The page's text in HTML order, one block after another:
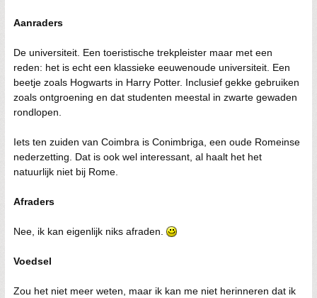
Aanraders
De universiteit. Een toeristische trekpleister maar met een
reden: het is echt een klassieke eeuwenoude universiteit. Een
beetje zoals Hogwarts in Harry Potter. Inclusief gekke gebruiken
zoals ontgroening en dat studenten meestal in zwarte gewaden
rondlopen.
Iets ten zuiden van Coimbra is Conimbriga, een oude Romeinse
nederzetting. Dat is ook wel interessant, al haalt het het
natuurlijk niet bij Rome.
Afraders
Nee, ik kan eigenlijk niks afraden.
Voedsel
Zou het niet meer weten, maar ik kan me niet herinneren dat ik